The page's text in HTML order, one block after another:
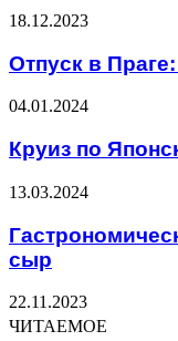
18.12.2023
Отпуск в
04.01.2024
Круиз по
13.03.2024
сыр
22.11.2023
ЧИТАЕМОЕ